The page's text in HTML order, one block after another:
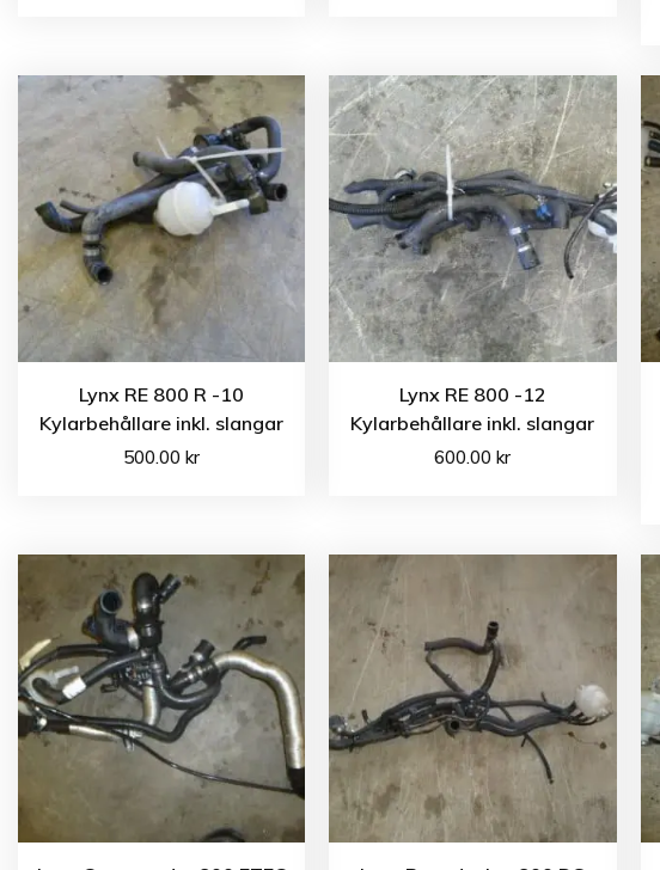
Lynx RE 800 R -10
Kylarbehållare inkl. slangar
500.00kr
Lynx RE 800 -12
Kylarbehållare inkl. slangar
600.00kr